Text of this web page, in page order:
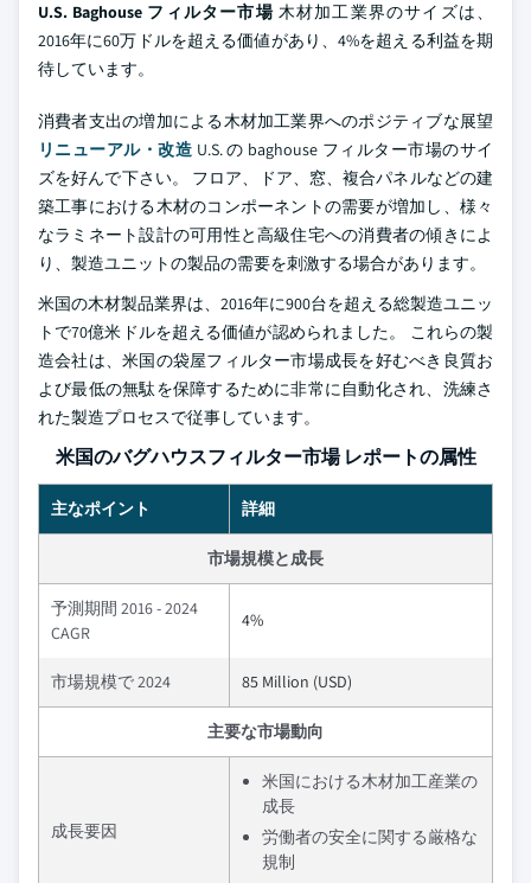
U.S. Baghouse フィルター市場 木材加工業界のサイズは、
2016年に60万ドルを超える価値があり、4%を超える利益を期
待しています。
消費者支出の増加による木材加工業界へのポジティブな展望
リニューアル・改造 U.S. の baghouse フィルター市場のサイ
ズを好んで下さい。 フロア、ドア、窓、複合パネルなどの建
築工事における木材のコンポーネントの需要が増加し、様々
なラミネート設計の可用性と高級住宅への消費者の傾きによ
り、製造ユニットの製品の需要を刺激する場合があります。
米国の木材製品業界は、2016年に900台を超える総製造ユニッ
トで70億米ドルを超える価値が認められました。 これらの製
造会社は、米国の袋屋フィルター市場成長を好むべき良質お
よび最低の無駄を保障するために非常に自動化され、洗練さ
れた製造プロセスで従事しています。
米国のバグハウスフィルター市場 レポートの属性
主なポイント 詳細
市場規模と成長
予測期間 2016 - 2024
CAGR
4%
市場規模で 2024 85 Million (USD)
主要な市場動向
成長要因
米国における木材加工産業の
成長
労働者の安全に関する厳格な
規制